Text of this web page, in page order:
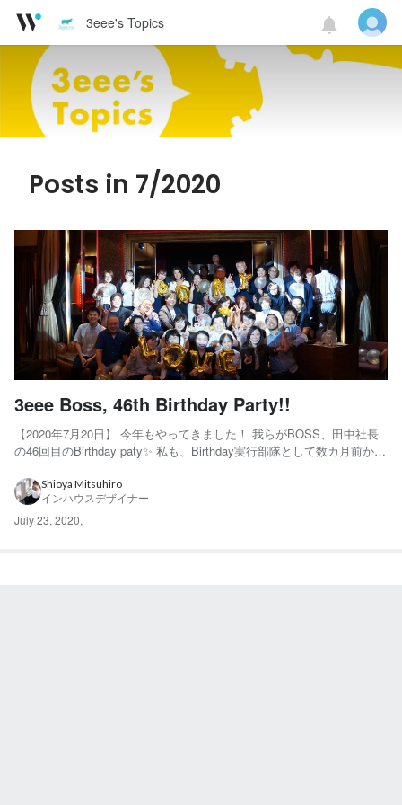
3eee's Topics
Posts in 7/2020
3eee Boss, 46th Birthday Party!!
【2020年7月20日】 今年もやってきました！ 我らがBOSS、田中社長
の46回目のBirthday paty✨ 私も、Birthday実行部隊として数カ月前から
の人数（総勢40名）をソーシャルディスタンスを守りながら収容で
き、 問題なく換気が...
Shioya Mitsuhiro
インハウスデザイナー
July 23, 2020,